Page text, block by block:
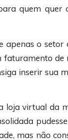
quem quer
o setor
de
inserir sua
loja virtual da
mas não